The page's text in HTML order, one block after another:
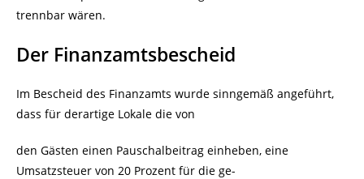
trennbar wären.
Der Finanzamtsbescheid
Im Bescheid des Finanzamts wurde sinngemäß angeführt,
dass für derartige Lokale die von
den Gästen einen Pauschalbeitrag einheben, eine
Umsatzsteuer von 20 Prozent für die ge-